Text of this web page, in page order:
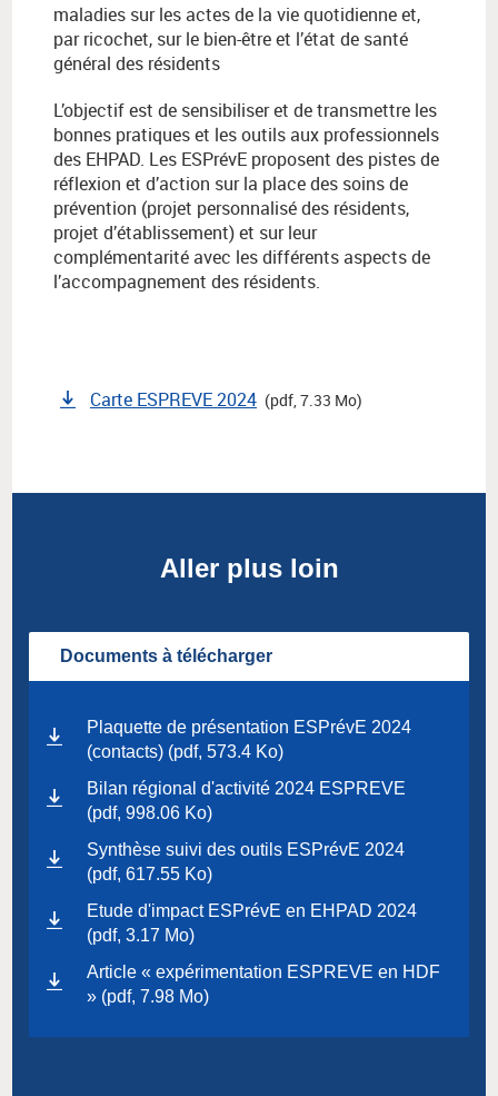
maladies sur les actes de la vie quotidienne et,
par ricochet, sur le bien-être et l’état de santé
général des résidents
L’objectif est de sensibiliser et de transmettre les
bonnes pratiques et les outils aux professionnels
des EHPAD. Les ESPrévE proposent des pistes de
réflexion et d’action sur la place des soins de
prévention (projet personnalisé des résidents,
projet d’établissement) et sur leur
complémentarité avec les différents aspects de
l’accompagnement des résidents.
Carte ESPREVE 2024 (pdf, 7.33 Mo)
Aller plus loin
Documents à télécharger
Plaquette de présentation ESPrévE 2024
(contacts) (pdf, 573.4 Ko)
Bilan régional d'activité 2024 ESPREVE
(pdf, 998.06 Ko)
Synthèse suivi des outils ESPrévE 2024
(pdf, 617.55 Ko)
Etude d'impact ESPrévE en EHPAD 2024
(pdf, 3.17 Mo)
Article « expérimentation ESPREVE en HDF
» (pdf, 7.98 Mo)